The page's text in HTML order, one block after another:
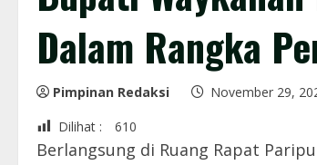
Dalam Rangka
Pimpinan Redaksi
November 29,
Dilihat :
610
Berlangsung di Ruang Rapat